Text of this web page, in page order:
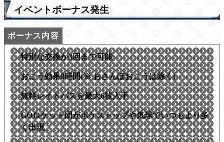
イベントボーナス発生
特別な交換が3回まで可能
おこう効果8時間(※ おさんぽおこうは除く)
無料レイドパスを最大6枚入手
GOロケット団がポケストップや気球でいつもより多
く出現